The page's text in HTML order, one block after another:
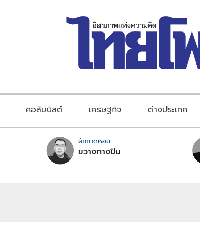
คอลัมนิสต์ เศรษฐกิจ ต่างประเทศ
ผักกาดหอม
ขวางทางปืน